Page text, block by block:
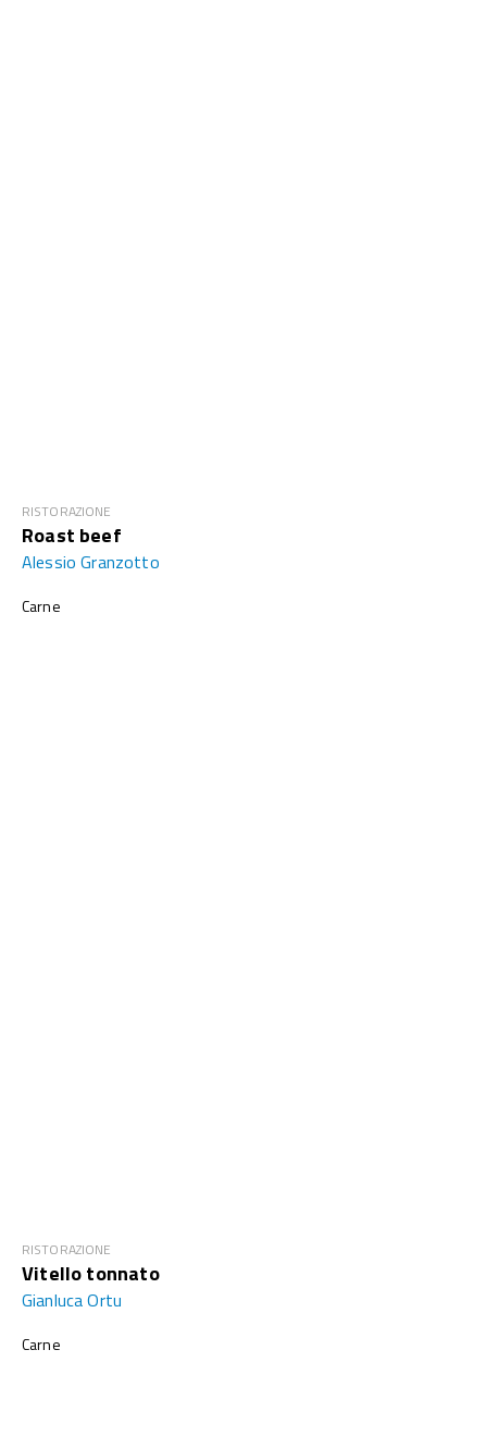
RISTORAZIONE
Roast beef
Alessio Granzotto
Carne
RISTORAZIONE
Vitello tonnato
Gianluca Ortu
Carne